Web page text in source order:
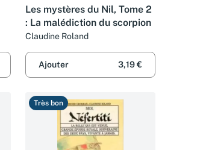
Les mystères du Nil, Tome 2
: La malédiction du scorpion
Claudine Roland
Ajouter 3,19 €
Très bon